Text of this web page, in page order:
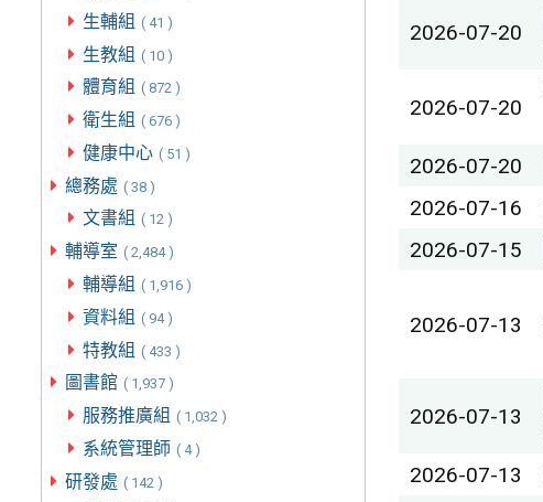
生輔組 ( 41 )
生教組 ( 10 )
體育組 ( 872 )
衛生組 ( 676 )
健康中心 ( 51 )
總務處 ( 38 )
文書組 ( 12 )
輔導室 ( 2,484 )
輔導組 ( 1,916 )
資料組 ( 94 )
特教組 ( 433 )
圖書館 ( 1,937 )
服務推廣組 ( 1,032 )
系統管理師 ( 4 )
研發處 ( 142 )
2026-07-20
2026-07-20
2026-07-20
2026-07-16
2026-07-15
2026-07-13
2026-07-13
2026-07-13